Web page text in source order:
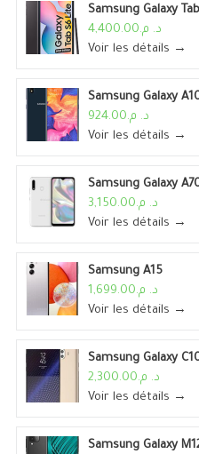
Samsung Galaxy
د. م.4,400.00
Voir les détails →
Samsung Galaxy
د. م.924.00
Voir les détails →
Samsung Galaxy
د. م.3,150.00
Voir les détails →
Samsung A15
د. م.1,699.00
Voir les détails →
Samsung Galaxy
د. م.2,300.00
Voir les détails →
Samsung Galaxy